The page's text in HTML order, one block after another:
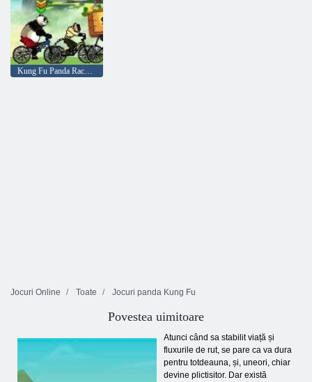
Kung Fu Panda Race Challenge
Jocuri Online Toate Jocuri panda Kung Fu
Povestea uimitoare
Atunci când sa stabilit viață și
fluxurile de rut, se pare ca va dura
pentru totdeauna, și, uneori, chiar
devine plictisitor. Dar există